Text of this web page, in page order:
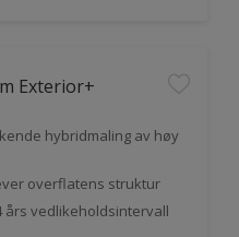
Exterior+
hybridmaling av høy
overflatens struktur
års vedlikeholdsintervall